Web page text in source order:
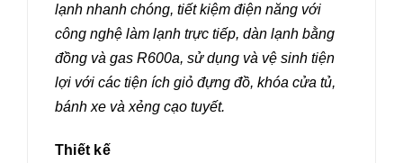
lạnh nhanh chóng, tiết kiệm điện năng với
công nghệ làm lạnh trực tiếp, dàn lạnh bằng
đồng và gas R600a, sử dụng và vệ sinh tiện
lợi với các tiện ích giỏ đựng đồ, khóa cửa tủ,
bánh xe và xẻng cạo tuyết.
Thiết kế